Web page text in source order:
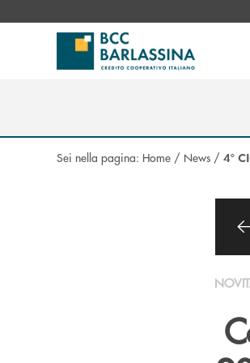
Sei nella pagina: Home / News / 4°